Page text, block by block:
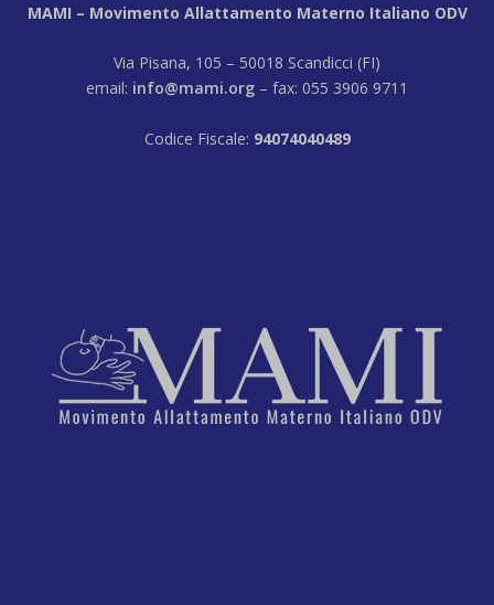
MAMI – Movimento Allattamento Materno Italiano ODV
Via Pisana, 105 – 50018 Scandicci (FI)
email: info@mami.org – fax: 055 3906 9711
Codice Fiscale: 94074040489